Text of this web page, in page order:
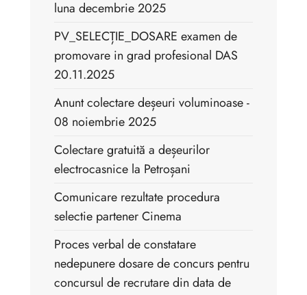
luna decembrie 2025
PV_SELECȚIE_DOSARE examen de
promovare in grad profesional DAS
20.11.2025
Anunt colectare deșeuri voluminoase -
08 noiembrie 2025
Colectare gratuită a deșeurilor
electrocasnice la Petroșani
Comunicare rezultate procedura
selectie partener Cinema
Proces verbal de constatare
nedepunere dosare de concurs pentru
concursul de recrutare din data de